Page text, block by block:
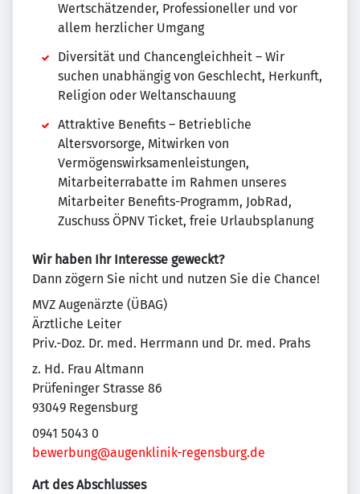
Wertschätzender, Professioneller und vor
allem herzlicher Umgang
Diversität und Chancengleichheit – Wir
suchen unabhängig von Geschlecht, Herkunft,
Religion oder Weltanschauung
Attraktive Benefits – Betriebliche
Altersvorsorge, Mitwirken von
Vermögenswirksamenleistungen,
Mitarbeiterrabatte im Rahmen unseres
Mitarbeiter Benefits-Programm, JobRad,
Zuschuss ÖPNV Ticket, freie Urlaubsplanung
Wir haben Ihr Interesse geweckt?
Dann zögern Sie nicht und nutzen Sie die Chance!
MVZ Augenärzte (ÜBAG)
Ärztliche Leiter
Priv.-Doz. Dr. med. Herrmann und Dr. med. Prahs
z. Hd. Frau Altmann
Prüfeninger Strasse 86
93049 Regensburg
0941 5043 0
bewerbung@augenklinik-regensburg.de
Art des Abschlusses